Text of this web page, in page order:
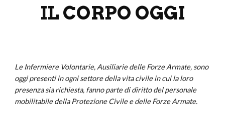
IL CORPO OGGI
Le Infermiere Volontarie, Ausiliarie delle Forze Armate, sono
oggi presenti in ogni settore della vita civile in cui la loro
presenza sia richiesta, fanno parte di diritto del personale
mobilitabile della Protezione Civile e delle Forze Armate.